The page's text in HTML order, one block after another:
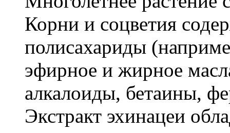
Корни и соцветия
полисахариды
эфирное и жирное
алкалоиды, бетаины,
Экстракт эхинацеи